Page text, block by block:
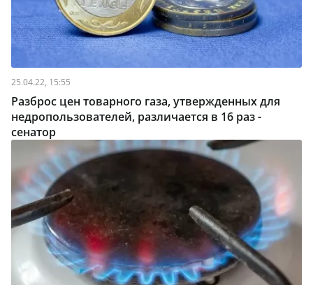
25.04.22, 15:55
Разброс цен товарного газа, утвержденных для
недропользователей, различается в 16 раз -
сенатор